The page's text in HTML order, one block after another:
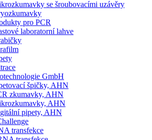
se šroubovacími uzávěry
pro PCR
laboratorní lahve
GmbH
špičky, AHN
zkumavky, AHN
AHN
pipety, AHN
transfekce